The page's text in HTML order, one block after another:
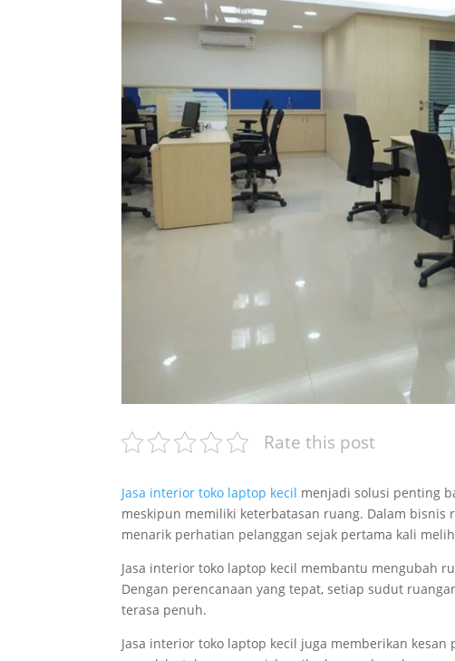
Rate this post
Jasa interior toko laptop kecil menjadi solusi penting
meskipun memiliki keterbatasan ruang. Dalam
menarik perhatian pelanggan sejak pertama kali
Jasa interior toko laptop kecil membantu mengubah
Dengan perencanaan yang tepat, setiap sudut
terasa penuh.
Jasa interior toko laptop kecil juga memberikan